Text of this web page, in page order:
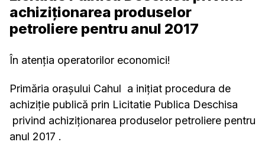
achiziționarea produselor
petroliere pentru anul 2017
În atenția operatorilor economici!
Primăria orașului Cahul a inițiat procedura de
achiziție publică prin Licitatie Publica Deschisa
privind achiziționarea produselor petroliere pentru
anul 2017 .